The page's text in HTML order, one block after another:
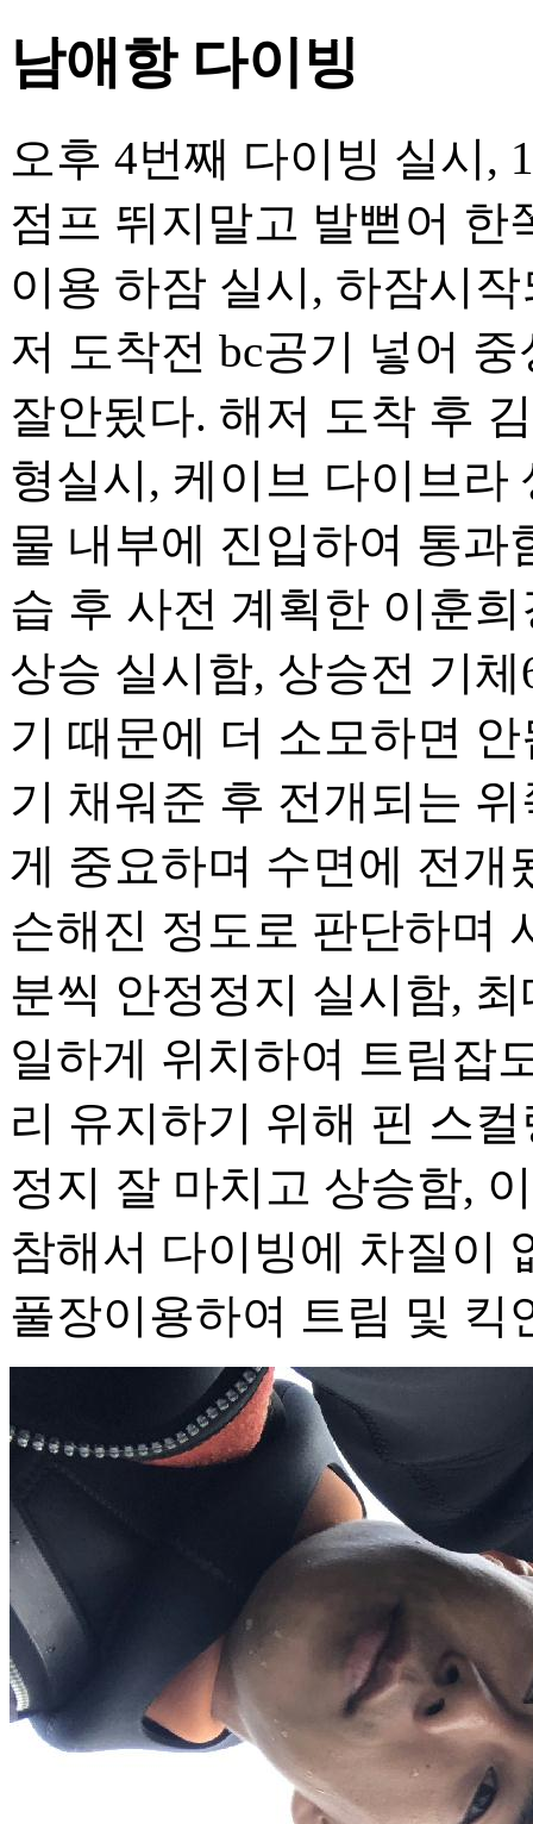
남애항 다이빙
오후 4번째 다이빙 실시,
점프 뛰지말고 발뻗어 한
이용 하잠 실시, 하잠시
저 도착전 bc공기 넣어
잘안됬다. 해저 도착 후
형실시, 케이브 다이브라
물 내부에 진입하여 통과
습 후 사전 계획한 이훈
상승 실시함, 상승전 기
기 때문에 더 소모하면
기 채워준 후 전개되는
게 중요하며 수면에 전개
슨해진 정도로 판단하며
분씩 안정정지 실시함,
일하게 위치하여 트림잡
리 유지하기 위해 핀 스
정지 잘 마치고 상승함,
참해서 다이빙에 차질이
풀장이용하여 트림 및 킥